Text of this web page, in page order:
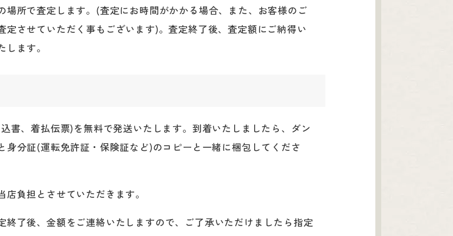
場所で査定します。(査定にお時間がかかる場合、また、お客様のご
させていただく事もございます)。査定終了後、査定額にご納得い
ます。
書、着払伝票)を無料で発送いたします。到着いたしましたら、ダン
分証(運転免許証・保険証など)のコピーと一緒に梱包してくださ
負担とさせていただきます。
了後、金額をご連絡いたしますので、ご了承いただけましたら指定